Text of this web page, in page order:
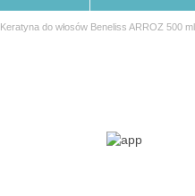
Keratyna do włosów Beneliss ARROZ 500 ml